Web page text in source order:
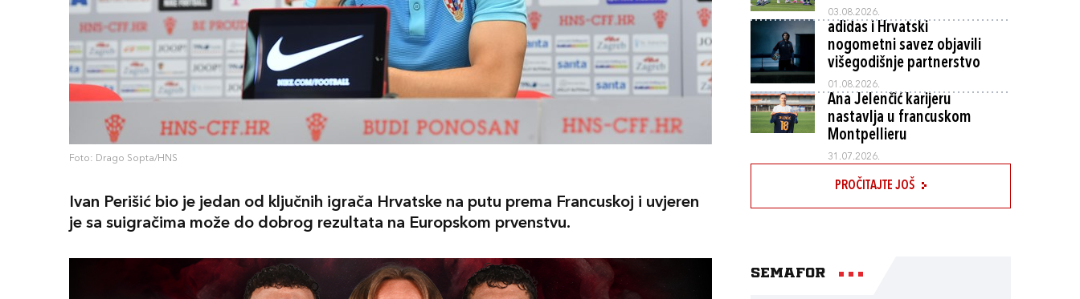
Foto: Drago Sopta/HNS
Ivan Perišić bio je jedan od ključnih igrača Hrvatske na putu prema Francuskoj i uvjeren
je sa suigračima može do dobrog rezultata na Europskom prvenstvu.
03.08.2026.
adidas i Hrvatski
nogometni savez objavili
višegodišnje partnerstvo
01.08.2026.
Ana Jelenčić karijeru
nastavlja u francuskom
Montpellieru
31.07.2026.
PROČITAJTE JOŠ
Semafor